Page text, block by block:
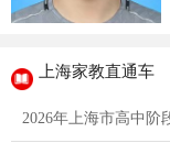
上海家教直通车
2026年上海市高中阶